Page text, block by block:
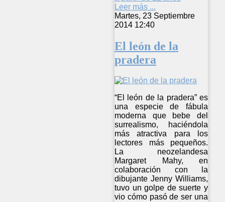
Leer más ...
Martes, 23 Septiembre
2014 12:40
El león de la
pradera
“El león de la pradera” es
una especie de fábula
moderna que bebe del
surrealismo, haciéndola
más atractiva para los
lectores más pequeños.
La neozelandesa
Margaret Mahy, en
colaboración con la
dibujante Jenny Williams,
tuvo un golpe de suerte y
vio cómo pasó de ser una